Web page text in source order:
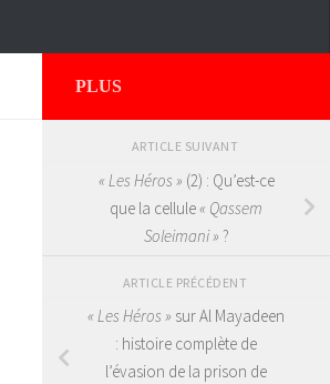
PLUS
ARTICLE SUIVANT
« Les Héros » (2) : Qu’est-ce
que la cellule« Qassem
Soleimani » ?
ARTICLE PRÉCÉDENT
« Les Héros » sur Al Mayadeen
: histoire complète de
l’évasion de la prison de